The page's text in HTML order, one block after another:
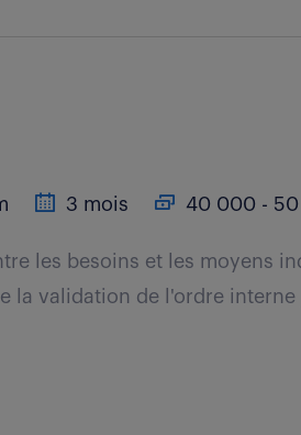
3 mois 40 000 -
les besoins et les moyens
la validation de l'ordre interne